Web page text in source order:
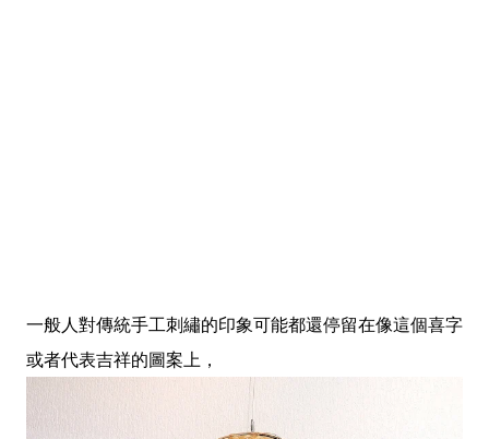
一般人對傳統手工刺繡的印象可能都還停留在像這個喜字
或者代表吉祥的圖案上，